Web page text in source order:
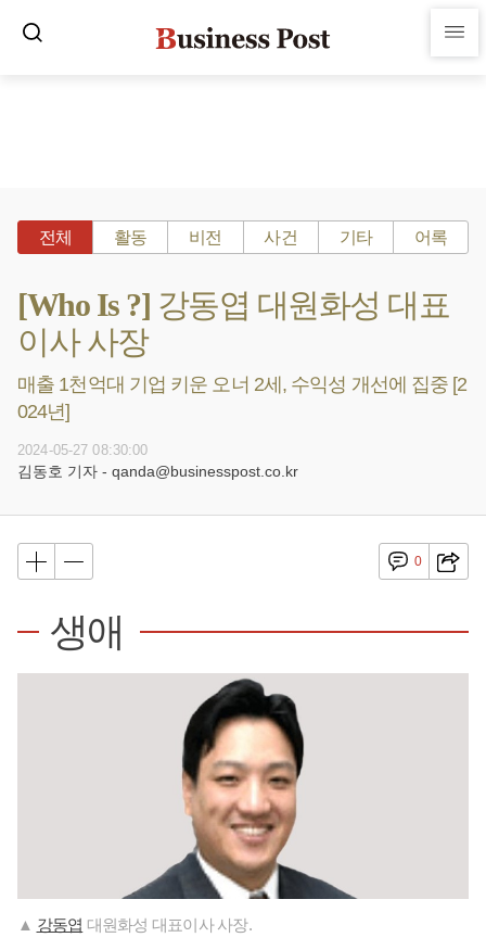
전체 활동 비전 사건 기타 어록
[Who Is ?] 강동엽 대원화성 대표
이사 사장
매출 1천억대 기업 키운 오너 2세, 수익성 개선에 집중 [2
024년]
2024-05-27 08:30:00
김동호 기자 - qanda@businesspost.co.kr
0
생애
▲ 강동엽 대원화성 대표이사 사장.